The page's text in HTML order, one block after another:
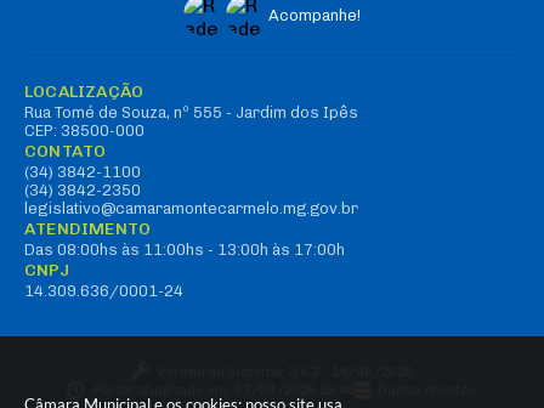
Acompanhe!
LOCALIZAÇÃO
Rua Tomé de Souza, nº 555 - Jardim dos Ipês
CEP: 38500-000
CONTATO
(34) 3842-1100
(34) 3842-2350
legislativo@camaramontecarmelo.mg.gov.br
ATENDIMENTO
Das 08:00hs às 11:00hs - 13:00h às 17:00h
CNPJ
14.309.636/0001-24